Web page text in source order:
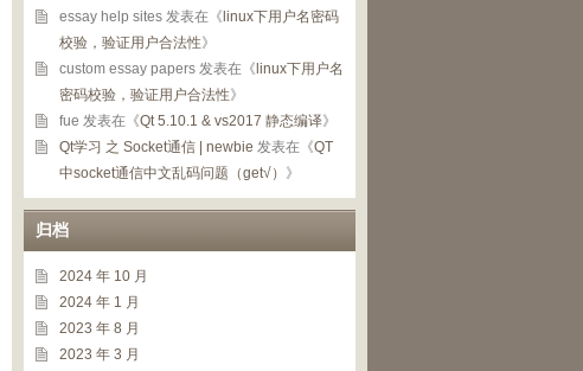
essay help sites 发表在《 linux下用户名密码
校验，验证用户合法性》
custom essay papers 发表在《 linux下用户名
密码校验，验证用户合法性》
fue 发表在《Qt 5.10.1 & vs2017 静态编译》
Qt学习 之 Socket通信 | newbie 发表在《QT
中socket通信中文乱码问题（get√） 》
归档
2024 年 10 月
2024 年 1 月
2023 年 8 月
2023 年 3 月